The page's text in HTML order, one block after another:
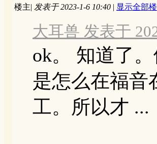
楼主| 发表于 2023-1-6 10:40 | 显示全部
大耳兽 发表于
ok。 知道了
是怎么在福音
工。所以才 ...